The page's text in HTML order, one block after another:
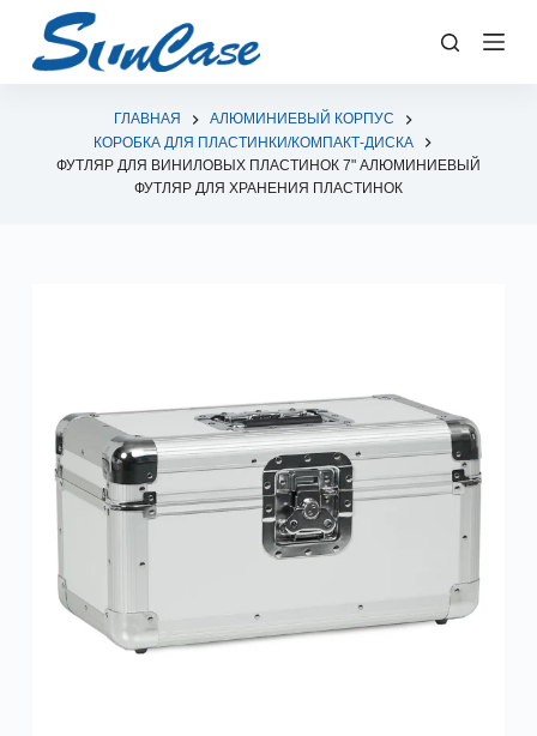
е
ГЛАВНАЯ
АЛЮМИНИЕВЫЙ КОРПУС
КОРОБКА ДЛЯ ПЛАСТИНКИ/КОМПАКТ-ДИСКА
ФУТЛЯР ДЛЯ ВИНИЛОВЫХ ПЛАСТИНОК 7" АЛЮМИНИЕВЫЙ
ФУТЛЯР ДЛЯ ХРАНЕНИЯ ПЛАСТИНОК